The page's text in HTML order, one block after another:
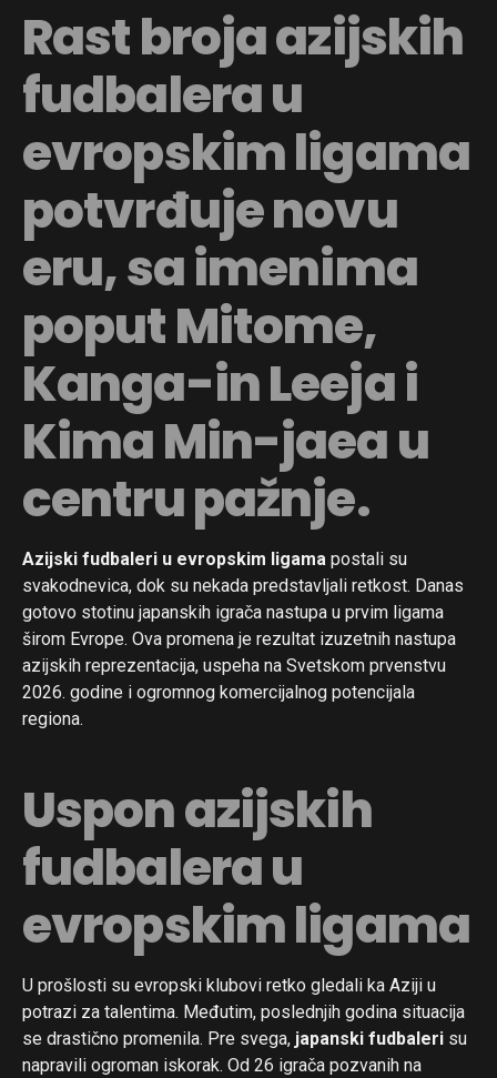
Rast broja azijskih
fudbalera u
evropskim ligama
potvrđuje novu
eru, sa imenima
poput Mitome,
Kanga-in Leeja i
Kima Min-jaea u
centru pažnje.
Azijski fudbaleri u evropskim ligama postali su
svakodnevica, dok su nekada predstavljali retkost. Danas
gotovo stotinu japanskih igrača nastupa u prvim ligama
širom Evrope. Ova promena je rezultat izuzetnih nastupa
azijskih reprezentacija, uspeha na Svetskom prvenstvu
2026. godine i ogromnog komercijalnog potencijala
regiona.
Uspon azijskih
fudbalera u
evropskim ligama
U prošlosti su evropski klubovi retko gledali ka Aziji u
potrazi za talentima. Međutim, poslednjih godina situacija
se drastično promenila. Pre svega, japanski fudbaleri su
napravili ogroman iskorak. Od 26 igrača pozvanih na